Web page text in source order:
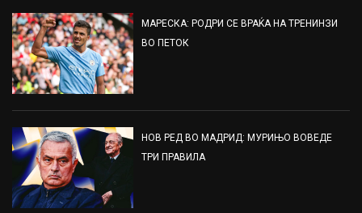
МАРЕСКА: РОДРИ СЕ ВРАЌА НА ТРЕНИНЗИ
ВО ПЕТОК
НОВ РЕД ВО МАДРИД: МУРИЊО ВОВЕДЕ
ТРИ ПРАВИЛА